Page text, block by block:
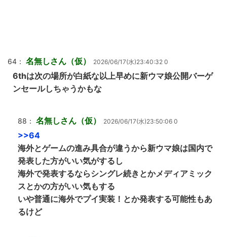
64： 名無しさん（仮） 2026/06/17(水)23:40:32 0
6thは次の場所が白紙な以上早めに新ウマ娘公開バーゲ
ンセールしちゃうかもな
88： 名無しさん（仮） 2026/06/17(水)23:50:06 0
>>64
海外とゲームの進み具合が違うから新ウマ娘は国内で
発表した方がいい気がするし
海外で発表するならシングレ続きとかメディアミック
スとかの方がいい気もする
いや普通に海外でプイ実装！とか発表する可能性もあ
るけど